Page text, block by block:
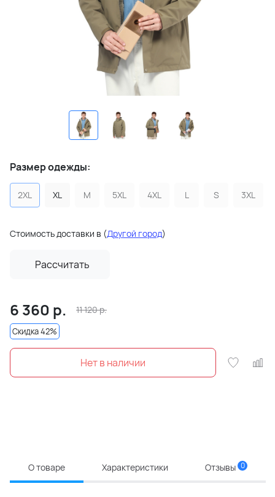
Размер одежды:
2XL XL M 5XL 4XL L S 3XL
Стоимость доставки в (Другой город)
Рассчитать
6 360 р. 11 120р.
Скидка 42%
Нет в наличии
О товаре Характеристики Отзывы 0